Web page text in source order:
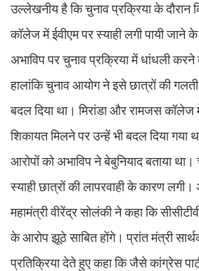
उल्लेखनीय है कि चुनाव प्रक्रिया के दौरान
कॉलेज में ईवीएम पर स्याही लगी पायी
अभाविप पर चुनाव प्रक्रिया में धांधली करने
हालांकि चुनाव आयोग ने इसे छात्रों की
बदल दिया था। मिरांडा और रामजस कॉलेज
शिकायत मिलने पर उन्हें भी बदल दिया
आरोपों को अभाविप ने बेबुनियाद बताया
स्याही छात्रों की लापरवाही के कारण लगी।
महामंत्री वीरेंद्र सोलंकी ने कहा कि
के आरोप झूठे साबित होंगे। प्रांत मंत्री
प्रतिक्रिया देते हुए कहा कि जैसे कांग्रेस